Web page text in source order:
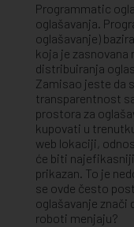
Programmatic
oglašavanja.
oglašavanje)
koja je
distribuiranja
Zamisao jeste da
transparentnost
prostora za
kupovati u
web lokaciji,
će biti
prikazan. To je
se ovde često
oglašavanje znači
roboti menjaju?